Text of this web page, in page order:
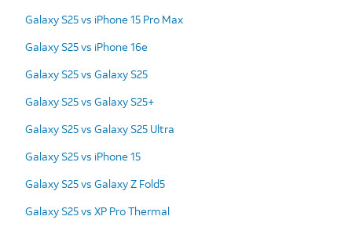
Galaxy S25 vs iPhone 15 Pro Max
Galaxy S25 vs iPhone 16e
Galaxy S25 vs Galaxy S25
Galaxy S25 vs Galaxy S25+
Galaxy S25 vs Galaxy S25 Ultra
Galaxy S25 vs iPhone 15
Galaxy S25 vs Galaxy Z Fold5
Galaxy S25 vs XP Pro Thermal